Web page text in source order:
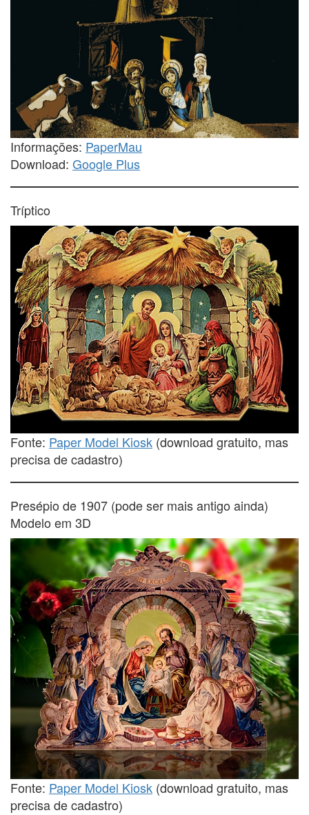
Informações: PaperMau
Download: Google Plus
Tríptico
Fonte: Paper Model Kiosk (download gratuito, mas
precisa de cadastro)
Presépio de 1907 (pode ser mais antigo ainda)
Modelo em 3D
Fonte: Paper Model Kiosk (download gratuito, mas
precisa de cadastro)